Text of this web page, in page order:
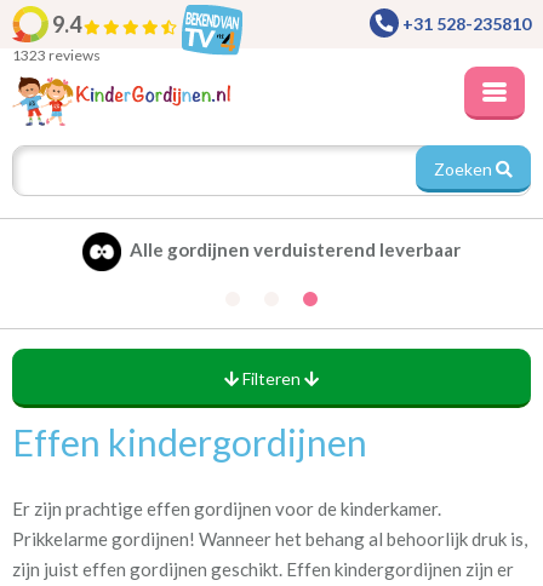
9.4
1323 reviews
+31 528-235810
Zoeken
Alle gordijnen verduisterend leverbaar
Filteren
Levertijd
circa 1-2 weken(43)
circa 2-3 weken (12)
Effen kindergordijnen
Er zijn prachtige effen gordijnen voor de kinderkamer.
Prikkelarme gordijnen! Wanneer het behang al behoorlijk druk is,
zijn juist effen gordijnen geschikt. Effen kindergordijnen zijn er